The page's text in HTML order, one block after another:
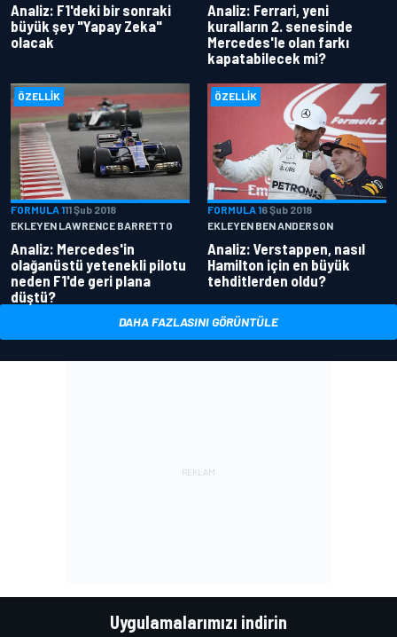
Analiz: F1'deki bir sonraki
büyük şey "Yapay Zeka"
olacak
Analiz: Ferrari, yeni
kuralların 2. senesinde
Mercedes'le olan farkı
kapatabilecek mi?
ÖZELLIK
FORMULA 111 Şub 2018
EKLEYEN LAWRENCE BARRETTO
Analiz: Mercedes'in
olağanüstü yetenekli pilotu
neden F1'de geri plana
düştü?
ÖZELLIK
FORMULA 16 Şub 2018
EKLEYEN BEN ANDERSON
Analiz: Verstappen, nasıl
Hamilton için en büyük
tehditlerden oldu?
DAHA FAZLASINI GÖRÜNTÜLE
Uygulamalarımızı indirin